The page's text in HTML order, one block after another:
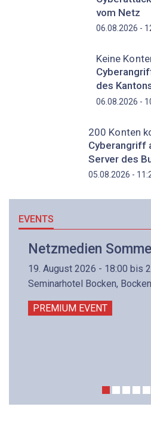
vom Netz
06.08.2026 -
Keine
des
06.08.2026 -
200 Konten
Cyberangriff
Server des
05.08.2026 -
EVENTS
Netzmedien
19. August 2026 - 18:00 bis
Seminarhotel Bocken,
PREMIUM EVENT